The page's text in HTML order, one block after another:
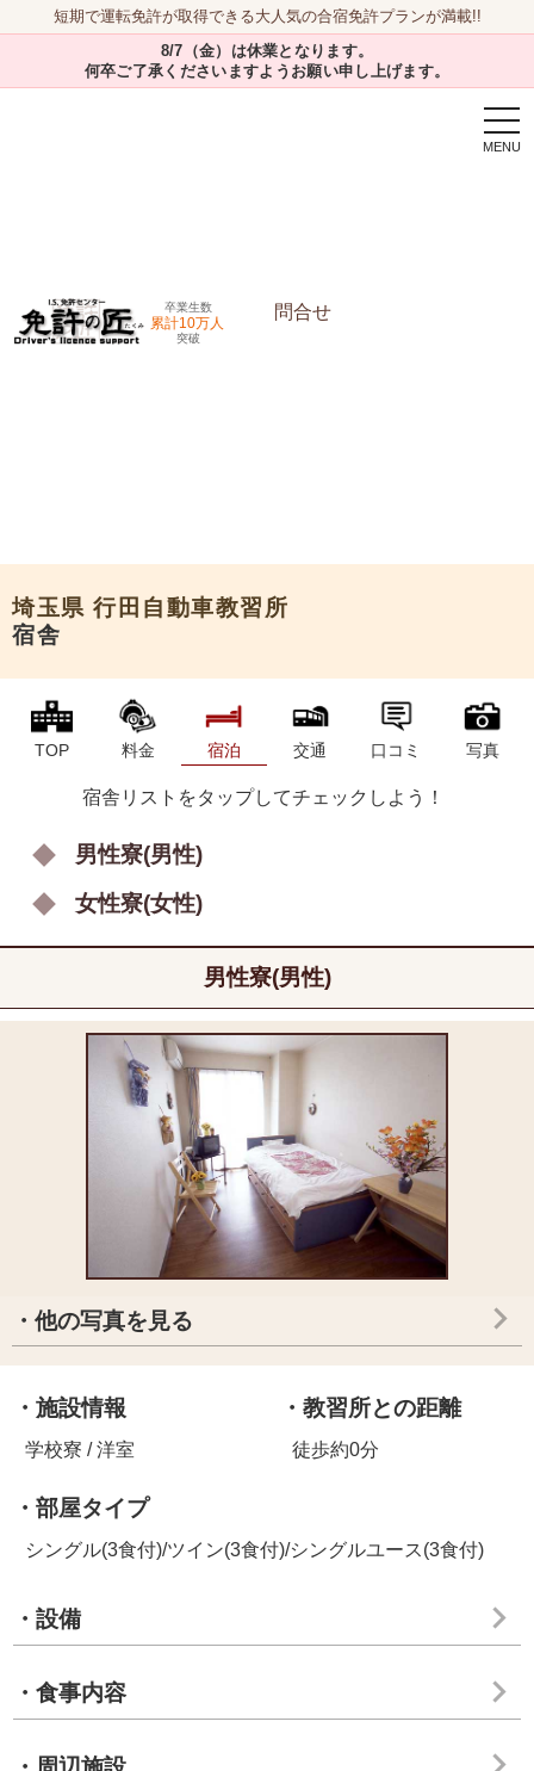
短期で運転免許が取得できる大人気の合宿免許プランが満載!!
8/7（金）は休業となります。
何卒ご了承くださいますようお願い申し上げます。
卒業生数
累計10万人
突破
問合せ
埼玉県 行田自動車教習所
宿舎
TOP 料金 宿泊 交通 口コミ 写真
宿舎リストをタップしてチェックしよう！
男性寮(男性)
女性寮(女性)
男性寮(男性)
・他の写真を見る
・施設情報
学校寮 / 洋室
・教習所との距離
徒歩約0分
・部屋タイプ
シングル(3食付)/ツイン(3食付)/シングルユース(3食付)
・設備
・食事内容